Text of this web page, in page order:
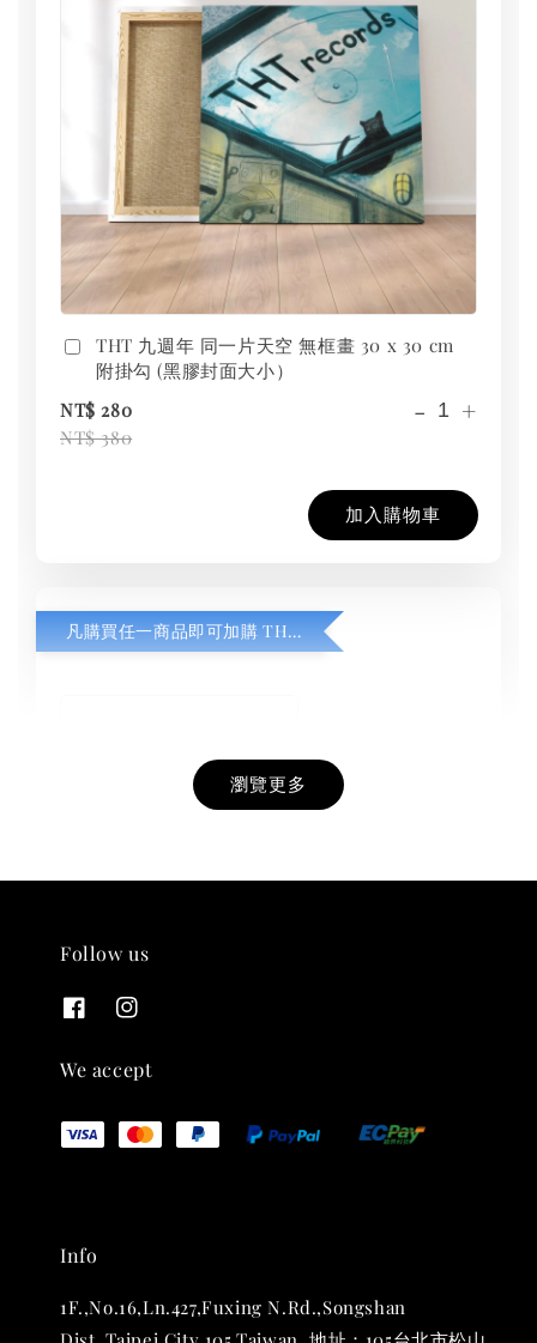
THT 九週年 同一片天空 無框畫 30 x 30 cm
附掛勾 (黑膠封面大小）
NT$ 280
NT$ 380
- +
加入購物車
凡購買任一商品即可加購 THT 九週年紀念 T-shirt
THT 九週年紀念 T-shirt
NT$ 880
加入購物車
瀏覽更多
Follow us
We accept
Info
1F.,No.16,Ln.427,Fuxing N.Rd.,Songshan